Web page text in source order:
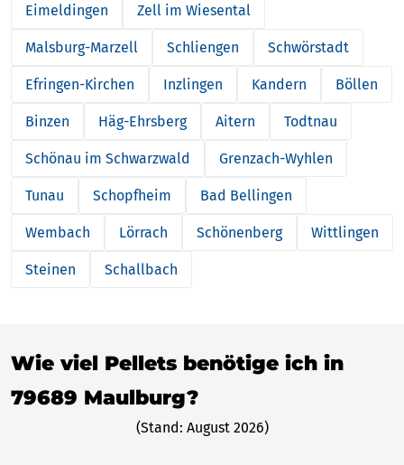
Eimeldingen Zell im Wiesental
Malsburg-Marzell Schliengen Schwörstadt
Efringen-Kirchen Inzlingen Kandern Böllen
Binzen Häg-Ehrsberg Aitern Todtnau
Schönau im Schwarzwald Grenzach-Wyhlen
Tunau Schopfheim Bad Bellingen
Wembach Lörrach Schönenberg Wittlingen
Steinen Schallbach
Wie viel Pellets benötige ich in
79689 Maulburg?
(Stand: August 2026)